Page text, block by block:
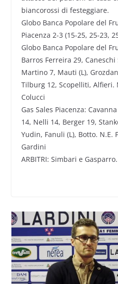
biancorossi di festeggiare.
Globo Banca Popolare del
Piacenza 2-3 (15-25, 25-23,
Globo Banca Popolare del
Barros Ferreira 29,
Martino 7, Mauti (L),
Tilburg 12, Scopelliti, Alfieri.
Colucci
Gas Sales Piacenza:
14, Nelli 14, Berger 19,
Yudin, Fanuli (L), Botto. N.E.
Gardini
ARBITRI: Simbari e Gasparro.